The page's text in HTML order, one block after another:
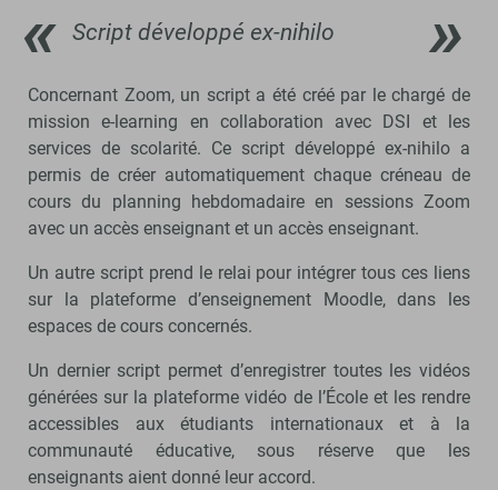
Script développé ex-nihilo
Concernant Zoom, un script a été créé par le chargé de
mission e-learning en collaboration avec DSI et les
services de scolarité. Ce script développé ex-nihilo a
permis de créer automatiquement chaque créneau de
cours du planning hebdomadaire en sessions Zoom
avec un accès enseignant et un accès enseignant.
Un autre script prend le relai pour intégrer tous ces liens
sur la plateforme d’enseignement Moodle, dans les
espaces de cours concernés.
Un dernier script permet d’enregistrer toutes les vidéos
générées sur la plateforme vidéo de l’École et les rendre
accessibles aux étudiants internationaux et à la
communauté éducative, sous réserve que les
enseignants aient donné leur accord.